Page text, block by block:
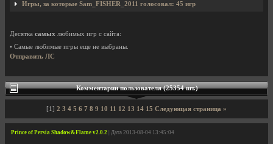
Игры, за которые Sam_FISHER_2011 голосовал: 45 игр
Десятка самых любимых игр с сайта:
• Самые любимые игры еще не выбраны.
Отправить ЛС
Комментарии пользователя (25354 шт.)
[1] 2 3 4 5 6 7 8 9 10 11 12 13 14 15 Следующая страница »
Prince of Persia Shadow&Flame v2.0.2 | Дата 2013-08-04 13:45:04